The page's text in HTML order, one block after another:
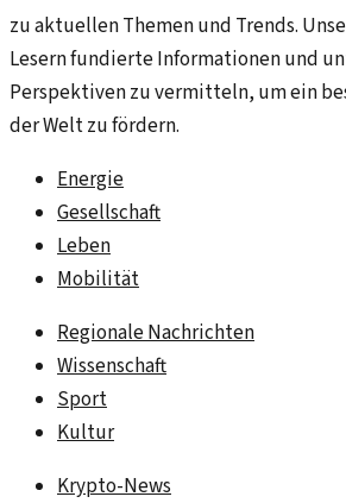
zu aktuellen Themen und Trends.
Lesern fundierte Informationen und
Perspektiven zu vermitteln, um ein
der Welt zu fördern.
Energie
Gesellschaft
Leben
Mobilität
Regionale Nachrichten
Wissenschaft
Sport
Kultur
Krypto-News